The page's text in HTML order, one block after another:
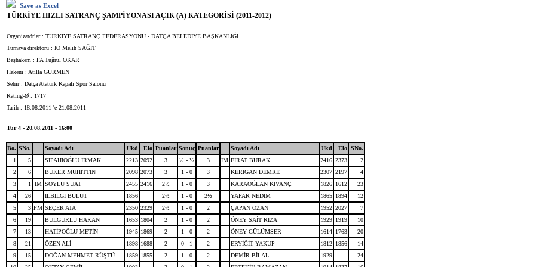
Save as Excel
TÜRKİYE HIZLI SATRANÇ ŞAMPİYONASI AÇIK (A) KATEGORİSİ (2011-2012)
Organizatörler : TÜRKİYE SATRANÇ FEDERASYONU - DATÇA BELEDİYE BAŞKANLIĞI
Turnava direktörü : IO Melih SAĞIT
Başhakem : FA Tuğrul OKAR
Hakem : Atilla GÜRMEN
Sehir : Datça Atatürk Kapalı Spor Salonu
Rating-Ø : 1717
Tarih : 18.08.2011 'e 21.08.2011
Tur 4 - 20.08.2011 - 16:00
Bo. SNo. Soyadı Adı Ukd Elo Puanlar Sonuç Puanlar Soyadı Adı Ukd Elo SNo.
1
5 SİPAHİOĞLU IRMAK 2213 2092 3 ½ - ½ 3 IM FIRAT BURAK 2416 2373
2
2
6 BÜKER MUHİTTİN 2098 2073 3 1 - 0 3 KERİGAN DEMRE 2307 2197
4
3
1 IM SOYLU SUAT 2455 2416 2½ 1 - 0 3 KARAOĞLAN KIVANÇ 1826 1612
23
4
26 İLBİLGİ BULUT 1856 2½ 1 - 0 2½ YAPAR NEDİM 1865 1894
12
5
3 FM SEÇER ATA 2350 2329 2½ 1 - 0 2 ÇAPAN OZAN 1952 2027
7
6
19 BULGURLU HAKAN 1653 1804 2 1 - 0 2 ÖNEY SAİT RIZA 1929 1919
10
7
13 HATİPOĞLU METİN 1945 1869 2 1 - 0 2 ÖNEY GÜLÜMSER 1614 1763
20
8
21 ÖZEN ALİ 1898 1688 2 0 - 1 2 ERYİĞİT YAKUP 1812 1856
14
9
15 DOĞAN MEHMET RÜŞTÜ 1859 1855 2 1 - 0 2 DEMİR BİLAL 1929
24